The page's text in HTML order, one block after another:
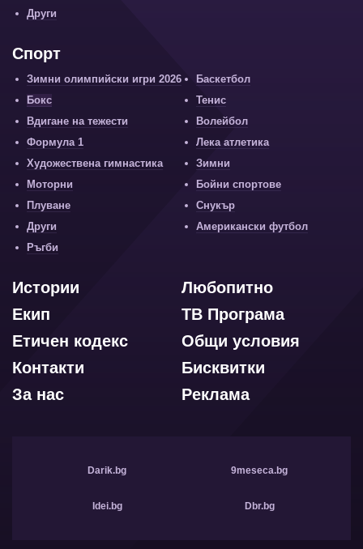
Други
Спорт
Зимни олимпийски игри 2026
Баскетбол
Бокс
Тенис
Вдигане на тежести
Волейбол
Формула 1
Лека атлетика
Художествена гимнастика
Зимни
Моторни
Бойни спортове
Плуване
Снукър
Други
Американски футбол
Ръгби
Любопитно
Истории
ТВ Програма
Екип
Общи условия
Етичен кодекс
Бисквитки
Контакти
Реклама
За нас
Darik.bg 9meseca.bg
Idei.bg Dbr.bg